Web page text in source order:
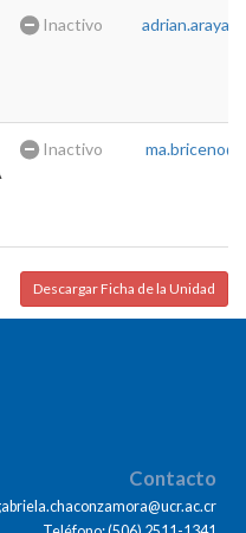
Inactivo
Inactivo
Descargar Ficha de la Unidad
Contacto